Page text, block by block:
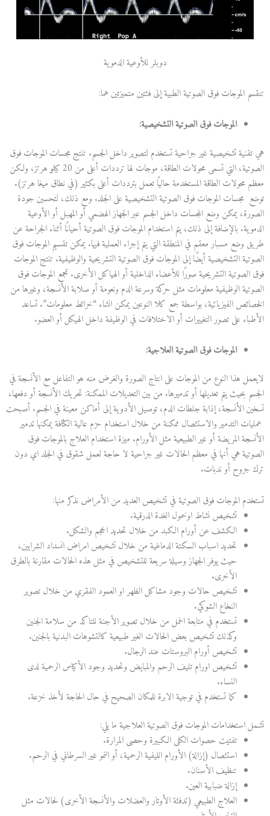
دوبلر للأوعية الدموية
تنقسم الموجات فوق الصوتية الطبية إلى فئتين متميزتين هما:
الموجات فوق الصوتية التشخيصية:
هي تقنية تشخيصية غير جراحية تستخدم لتصوير داخل الجسم. تنتج مجسات الموجات فوق
الصوتية، التي تسمى محولات الطاقة، موجات لها ترددات أعلى من 20 كيلو هرتز، ولكن
معظم محولات الطاقة المستخدمة حاليًا تعمل بترددات أعلى بكثير (في نطاق ميغا هرتز).
توضع مجسات الموجات فوق الصوتية التشخيصية على الجلد. ومع ذلك، لتحسين جودة
الصورة، يمكن وضع المجسات داخل الجسم عبر الجهاز الهضمي أو المهبل أو الأوعية
الدموية. بالإضافة إلى ذلك، يتم استخدام الموجات فوق الصوتية أحيانًا أثناء الجراحة عن
طريق وضع مسبار معقم في المنطقة التي يتم إجراء العملية فيها. يمكن تقسيم الموجات فوق
الصوتية التشخيصية أيضًا إلى الموجات فوق الصوتية التشريحية والوظيفية. تنتج الموجات
فوق الصوتية التشريحية صورًا للأعضاء الداخلية أو الهياكل الأخرى. تجمع الموجات فوق
الصوتية الوظيفية معلومات مثل حركة وسرعة الدم ونعومة أو صلابة الأنسجة، وغيرها من
الخصائص الفيزيائية، بواسطة جمع كلا النوعين يمكن انشاء “خرائط معلومات”. تساعد
الأطباء على تصور التغييرات أو الاختلافات في الوظيفة داخل الهيكل أو العضو.
الموجات فوق الصوتية العلاجية:
لايعمل هذا النوع من الموجات على انتاج الصورة والغرض منه هو التفاعل مع الأنسجة في
الجسم بحيث يتم تعديلها أو تدميرها. من بين التعديلات الممكنة: تحريك الأنسجة أو دفعها،
تسخين الأنسجة، إذابة جلطات الدم، توصيل الأدوية إلى أماكن معينة في الجسم. أصبحت
عمليات التدمير والاستئصال ممكنة من خلال استخدام حزم عالية الكثافة يمكنها تدمير
الأنسجة المريضة أو غير الطبيعية مثل الأورام. ميزة استخدام العلاج بالموجات فوق
الصوتية هي أنها في معظم الحالات غير جراحية لا حاجة لعمل شقوق في الجلد اي دون
ترك جروح أو ندبات.
تستخدم الموجات فوق الصوتية في تشخيص العديد من الأمراض نذكر منها:
تشخيص نشاط اوخمول الغدة الدرقية.
الكشف عن أورام الكبد من خلال تحديد الحجم والشكل.
تحديد اسباب السكتة الدماغية من خلال تشخيص امراض انسداد الشرايين،
حيث يوفر الجهاز وسيلة سريعة للتشخيص في مثل هذه الحالات مقارنة بالطرق
الأخرى.
تشخيص حالات وجود مشاكل الظهر او العمود الفقري من خلال تصوير
النخاع الشوكي.
تستخدم في متابعة الحمل من خلال تصوير الأجنة للتاكد من سلامة الجنين
وكذلك تشخيص بعض الحالات الغير طبيعية كالتشوهات البدنية بالجنين.
تشخيص أورام البروستات عند الرجال.
تشخيص اورام تليف الرحم والمبايض وتحديد وجود الأكياس الرحمية لدى
النساء.
كما تستخدم في توجية الابرة للمكان الصحيح في حال الحاجة لأخذ خزعة.
تشمل استخدامات الموجات فوق الصوتية العلاجية ما يلي:
تفتيت حصوات الكلى الكبيرة وحصى المرارة.
استئصال (إزالة) الأورام الليفية الرحمية، أو النمو غير السرطاني في الرحم.
تنظيف الأسنان.
إزالة ضبابية العين.
العلاج الطبيعي (تدفئة الأوتار والعضلات والأنسجة الأخرى) لحالات مثل